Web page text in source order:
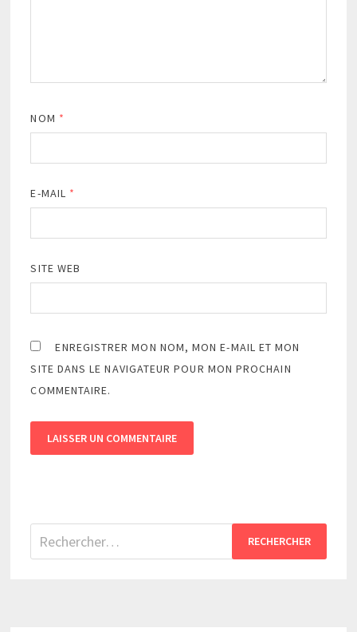
NOM *
E-MAIL *
SITE WEB
ENREGISTRER MON NOM, MON E-MAIL ET MON
SITE DANS LE NAVIGATEUR POUR MON PROCHAIN
COMMENTAIRE.
Rechercher :